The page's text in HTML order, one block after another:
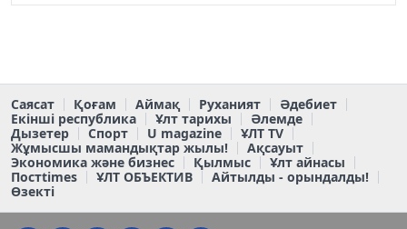
Саясат Қоғам Аймақ Руханият
Әдебиет
Екінші республика
Ұлт тарихы
Әлемде
Дызетер
Спорт U magazine
ҰЛТ TV
Жұмысшы мамандықтар жылы!
Ақсауыт
Экономика және бизнес
Қылмыс
Ұлт айнасы
Постtimes
ҰЛТ ОБЪЕКТИВ
Айтылды - орындалды!
Өзекті